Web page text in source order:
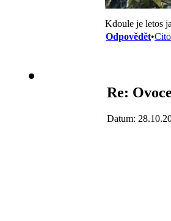
Kdoule je letos
Odpovědět•
Re:
Datum: